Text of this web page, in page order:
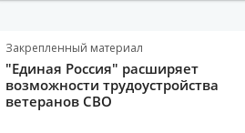
Закрепленный материал
"Единая Россия" расширяет
возможности трудоустройства
ветеранов СВО